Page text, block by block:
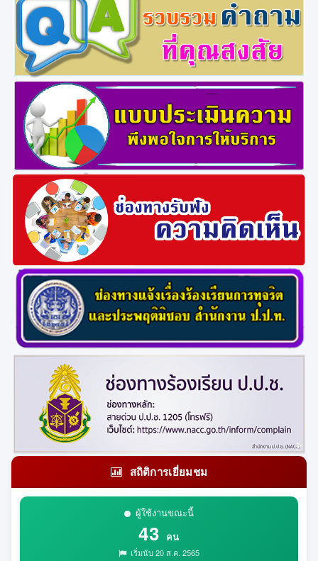
สถิติการเยี่ยมชม
ผู้ใช้งานขณะนี้
43 คน
เริ่มนับ 20 ส.ค. 2565